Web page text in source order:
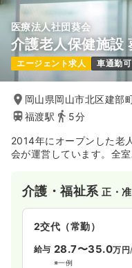
医療法人社団葵会
介護老人保健施設
エージェント求人 車通勤可
岡山県岡山市北区建部
福渡駅
5分
2014年にオープンした老
会が運営しています。全
介護・福祉系正・
2交代（常勤）
給与 28.7〜35.0万円
※一例